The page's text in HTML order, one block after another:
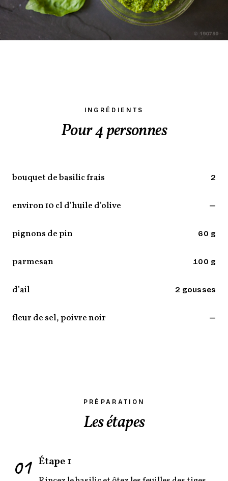
INGRÉDIENTS
Pour 4 personnes
bouquet de basilic frais 2
environ 10 cl d’huile d’olive —
pignons de pin 60 g
parmesan 100 g
d’ail 2 gousses
fleur de sel, poivre noir —
PRÉPARATION
Les étapes
01 Étape 1